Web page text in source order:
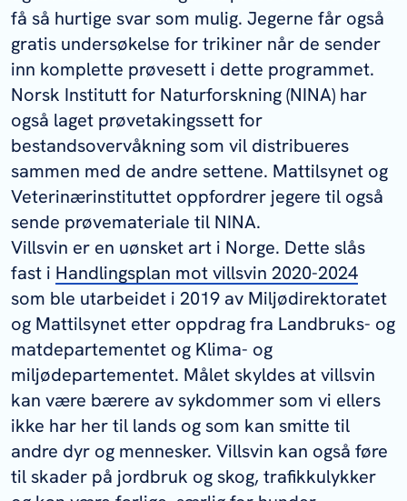
få så hurtige svar som mulig. Jegerne får også
gratis undersøkelse for trikiner når de sender
inn komplette prøvesett i dette programmet.
Norsk Institutt for Naturforskning (NINA) har
også laget prøvetakingssett for
bestandsovervåkning som vil distribueres
sammen med de andre settene. Mattilsynet og
Veterinærinstituttet oppfordrer jegere til også
sende prøvemateriale til NINA.
Villsvin er en uønsket art i Norge. Dette slås
fast i Handlingsplan mot villsvin 2020-2024
som ble utarbeidet i 2019 av Miljødirektoratet
og Mattilsynet etter oppdrag fra Landbruks- og
matdepartementet og Klima- og
miljødepartementet. Målet skyldes at villsvin
kan være bærere av sykdommer som vi ellers
ikke har her til lands og som kan smitte til
andre dyr og mennesker. Villsvin kan også føre
til skader på jordbruk og skog, trafikkulykker